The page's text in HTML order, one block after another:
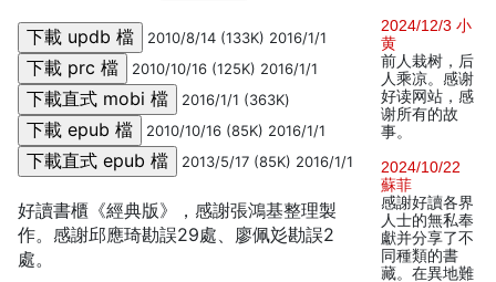
2010/8/14 (133K) 2016/1/1
2010/10/16 (125K) 2016/1/1
2016/1/1 (363K)
2010/10/16 (85K) 2016/1/1
2013/5/17 (85K) 2016/1/1
好讀書櫃《經典版》，感謝張鴻基整理製
作。感謝邱應琦勘誤29處、廖佩彣勘誤2
處。
2024/12/3 小
黄
前人栽树，后
人乘凉。感谢
好读网站，感
谢所有的故
事。
2024/10/22
蘇菲
感謝好讀各界
人士的無私奉
獻并分享了不
同種類的書
藏。在異地難